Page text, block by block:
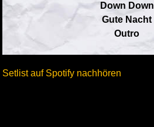
Down Down
Gute Nacht
Outro
Setlist auf Spotify nachhören